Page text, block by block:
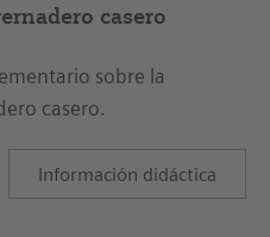
casero
sobre la
casero.
Información didáctica